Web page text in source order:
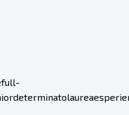
full-
determinatolaurea